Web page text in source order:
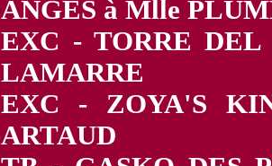
ANGES à Mlle
EXC - TORRE
LAMARRE
EXC - ZOYA'S
ARTAUD